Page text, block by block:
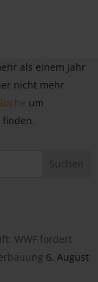
als einem Jahr
nicht mehr
um
WWF fordert
6. August